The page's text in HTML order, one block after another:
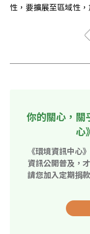
性，要擴展至區域性
你的關心，
心
《環境資訊中心
資訊公開普及，
請您加入定期捐